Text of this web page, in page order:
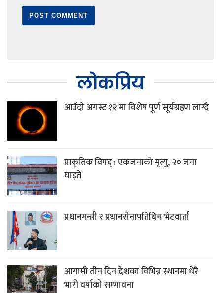
लोकप्रिय
आउँदो अगस्ट १२ मा विशेष पूर्ण सूर्यग्रहण लाग्दै
प्राकृतिक विपद् : एकजनाको मृत्यु, २० जना
घाइते
प्रधानमन्त्री र प्रधानसेनापतिबिच भेटवार्ता
आगामी तीन दिन देशका विभिन्न स्थानमा धेरै
भारी वर्षाको सम्भावना